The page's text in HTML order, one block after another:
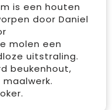
is een houten
door Daniel
molen een
uitstraling.
beukenhout,